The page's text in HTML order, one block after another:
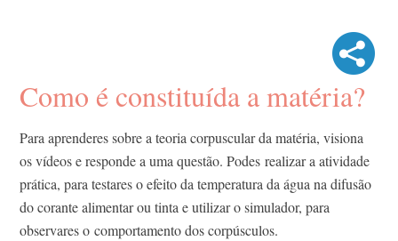
Como é constituída a matéria?
Para aprenderes sobre a teoria corpuscular da matéria, visiona
os vídeos e responde a uma questão. Podes realizar a atividade
prática, para testares o efeito da temperatura da água na difusão
do corante alimentar ou tinta e utilizar o simulador, para
observares o comportamento dos corpúsculos.